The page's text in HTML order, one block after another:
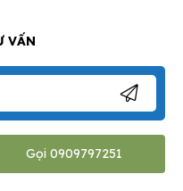
VẤN
Gọi 0909797251